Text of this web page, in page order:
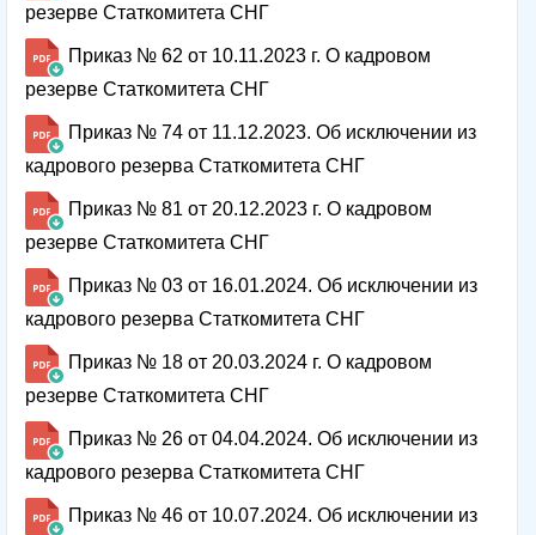
резерве Статкомитета СНГ
Приказ № 62 от 10.11.2023 г. О кадровом
резерве Статкомитета СНГ
Приказ № 74 от 11.12.2023. Об исключении из
кадрового резерва Статкомитета СНГ
Приказ № 81 от 20.12.2023 г. О кадровом
резерве Статкомитета СНГ
Приказ № 03 от 16.01.2024. Об исключении из
кадрового резерва Статкомитета СНГ
Приказ № 18 от 20.03.2024 г. О кадровом
резерве Статкомитета СНГ
Приказ № 26 от 04.04.2024. Об исключении из
кадрового резерва Статкомитета СНГ
Приказ № 46 от 10.07.2024. Об исключении из